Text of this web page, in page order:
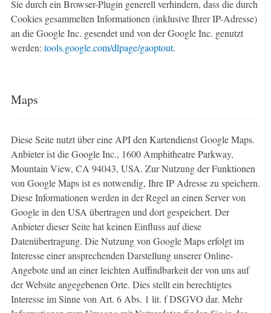
Sie durch ein Browser-Plugin generell verhindern, dass die durch
Cookies gesammelten Informationen (inklusive Ihrer IP-Adresse)
an die Google Inc. gesendet und von der Google Inc. genutzt
werden: tools.google.com/dlpage/gaoptout.
Maps
Diese Seite nutzt über eine API den Kartendienst Google Maps.
Anbieter ist die Google Inc., 1600 Amphitheatre Parkway,
Mountain View, CA 94043, USA. Zur Nutzung der Funktionen
von Google Maps ist es notwendig, Ihre IP Adresse zu speichern.
Diese Informationen werden in der Regel an einen Server von
Google in den USA übertragen und dort gespeichert. Der
Anbieter dieser Seite hat keinen Einfluss auf diese
Datenübertragung. Die Nutzung von Google Maps erfolgt im
Interesse einer ansprechenden Darstellung unserer Online-
Angebote und an einer leichten Auffindbarkeit der von uns auf
der Website angegebenen Orte. Dies stellt ein berechtigtes
Interesse im Sinne von Art. 6 Abs. 1 lit. f DSGVO dar. Mehr